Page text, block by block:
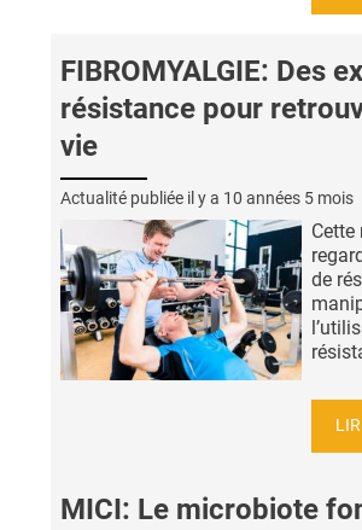
FIBROMYALGIE: Des
résistance pour
vie
Actualité publiée il y a 10 années 5 mois
Cette
de
MICI: Le microbiote